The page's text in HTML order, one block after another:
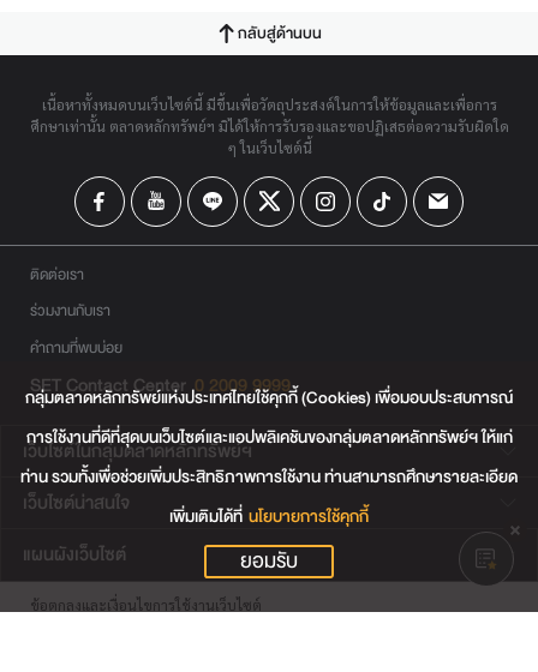
กลับสู่ด้านบน
เนื้อหาทั้งหมดบนเว็บไซต์นี้ มีขึ้นเพื่อวัตถุประสงค์ในการให้ข้อมูลและเพื่อการ
ศึกษาเท่านั้น ตลาดหลักทรัพย์ฯ มิได้ให้การรับรองและขอปฏิเสธต่อความรับผิดใด
ๆ ในเว็บไซต์นี้
ติดต่อเรา
ร่วมงานกับเรา
คำถามที่พบบ่อย
SET Contact Center 0 2009 9999
เว็บไซต์ในกลุ่มตลาดหลักทรัพย์ฯ
เว็บไซต์น่าสนใจ
แผนผังเว็บไซต์
ข้อตกลงและเงื่อนไขการใช้งานเว็บไซต์
กลุ่มตลาดหลักทรัพย์แห่งประเทศไทยใช้คุกกี้ (Cookies) เพื่อมอบประสบการณ์
การใช้งานที่ดีที่สุดบนเว็บไซต์และแอปพลิเคชันของกลุ่มตลาดหลักทรัพย์ฯ ให้แก่
ท่าน รวมทั้งเพื่อช่วยเพิ่มประสิทธิภาพการใช้งาน ท่านสามารถศึกษารายละเอียด
เพิ่มเติมได้ที่ นโยบายการใช้คุกกี้
ยอมรับ